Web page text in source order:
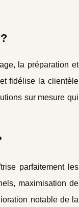
la préparation et
fidélise la clientèle
sur mesure qui
parfaitement les
maximisation de
notable de la